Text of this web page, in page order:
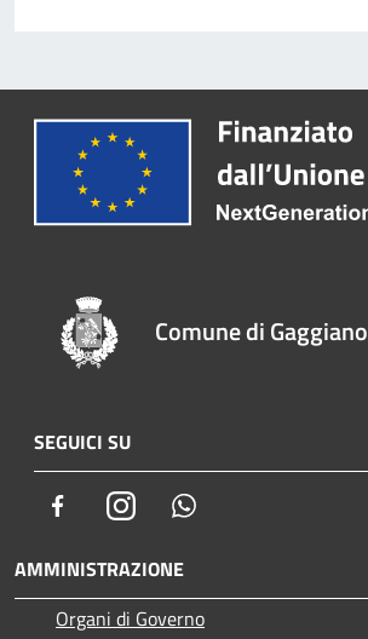
Comune di Gaggiano
SEGUICI SU
FacebookInstagram
AMMINISTRAZIONE
Organi di Governo